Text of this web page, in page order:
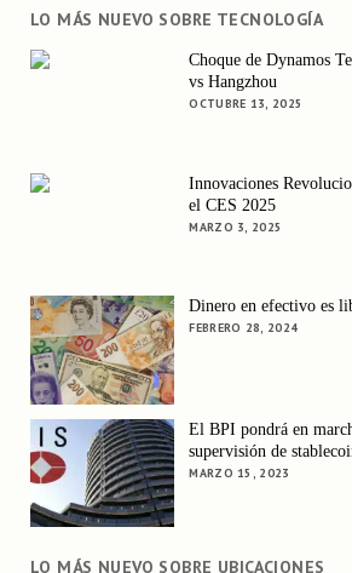
LO MÁS NUEVO SOBRE TECNOLOGÍA
Choque de Dynamos
vs Hangzhou
OCTUBRE 13, 2025
Innovaciones
el CES 2025
MARZO 3, 2025
Dinero en efectivo es
FEBRERO 28, 2024
El BPI pondrá en
supervisión de
MARZO 15, 2023
LO MÁS NUEVO SOBRE UBICACIONES